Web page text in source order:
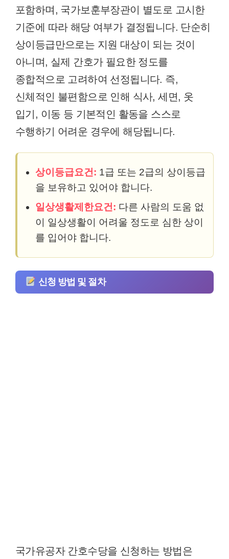
포함하며, 국가보훈부장관이 별도로 고시한
기준에 따라 해당 여부가 결정됩니다. 단순히
상이등급만으로는 지원 대상이 되는 것이
아니며, 실제 간호가 필요한 정도를
종합적으로 고려하여 선정됩니다. 즉,
신체적인 불편함으로 인해 식사, 세면, 옷
입기, 이동 등 기본적인 활동을 스스로
수행하기 어려운 경우에 해당됩니다.
상이등급요건: 1급 또는 2급의 상이등급
을 보유하고 있어야 합니다.
일상생활제한요건: 다른 사람의 도움 없
이 일상생활이 어려울 정도로 심한 상이
를 입어야 합니다.
신청 방법 및 절차
국가유공자 간호수당을 신청하는 방법은